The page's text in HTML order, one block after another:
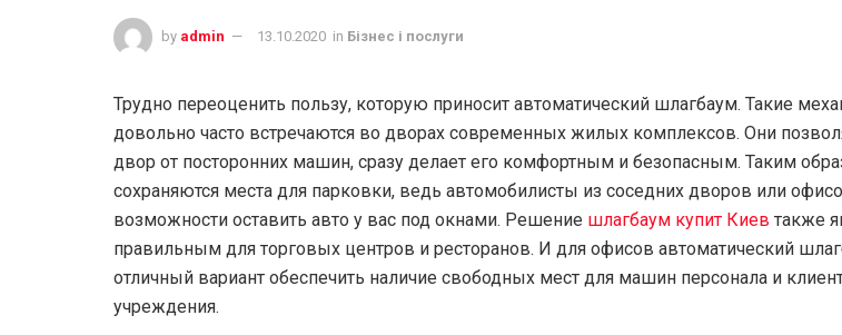
by admin 13.10.2020 in Бізнес і послуги
Трудно переоценить пользу, которую приносит автоматический шлагбаум. Такие
довольно часто встречаются во дворах современных жилых комплексов. Они
двор от посторонних машин, сразу делает его комфортным и безопасным. Таким
сохраняются места для парковки, ведь автомобилисты из соседних дворов или
возможности оставить авто у вас под окнами. Решение шлагбаум купит Киев также
правильным для торговых центров и ресторанов. И для офисов автоматический
отличный вариант обеспечить наличие свободных мест для машин персонала и
учреждения.